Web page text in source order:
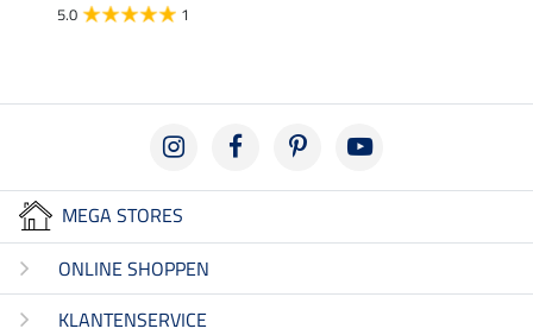
5.0 1
MEGA STORES
ONLINE SHOPPEN
KLANTENSERVICE